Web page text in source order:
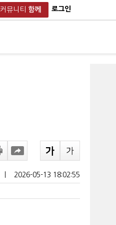
커뮤니티 함께 로그인
2026-05-13 18:02:55